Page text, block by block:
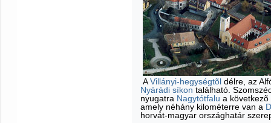
AVillányi-hegységtõl délre, az
Nyárádi síkon található.
nyugatra Nagytótfalu a
amely néhány kilométerre van a
horvát-magyar országhatár